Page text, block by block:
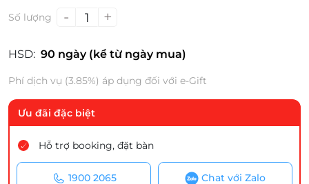
Số lượng - 1 +
HSD: 90 ngày (kể từ ngày mua)
Phí dịch vụ (3.85%) áp dụng đối với e-Gift
Ưu đãi đặc biệt
Hỗ trợ booking, đặt bàn
1900 2065 Chat với Zalo